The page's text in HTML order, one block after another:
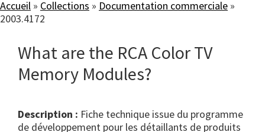
Accueil » Collections » Documentation commerciale »
2003.4172
What are the RCA Color TV
Memory Modules?
Description : Fiche technique issue du programme
de développement pour les détaillants de produits